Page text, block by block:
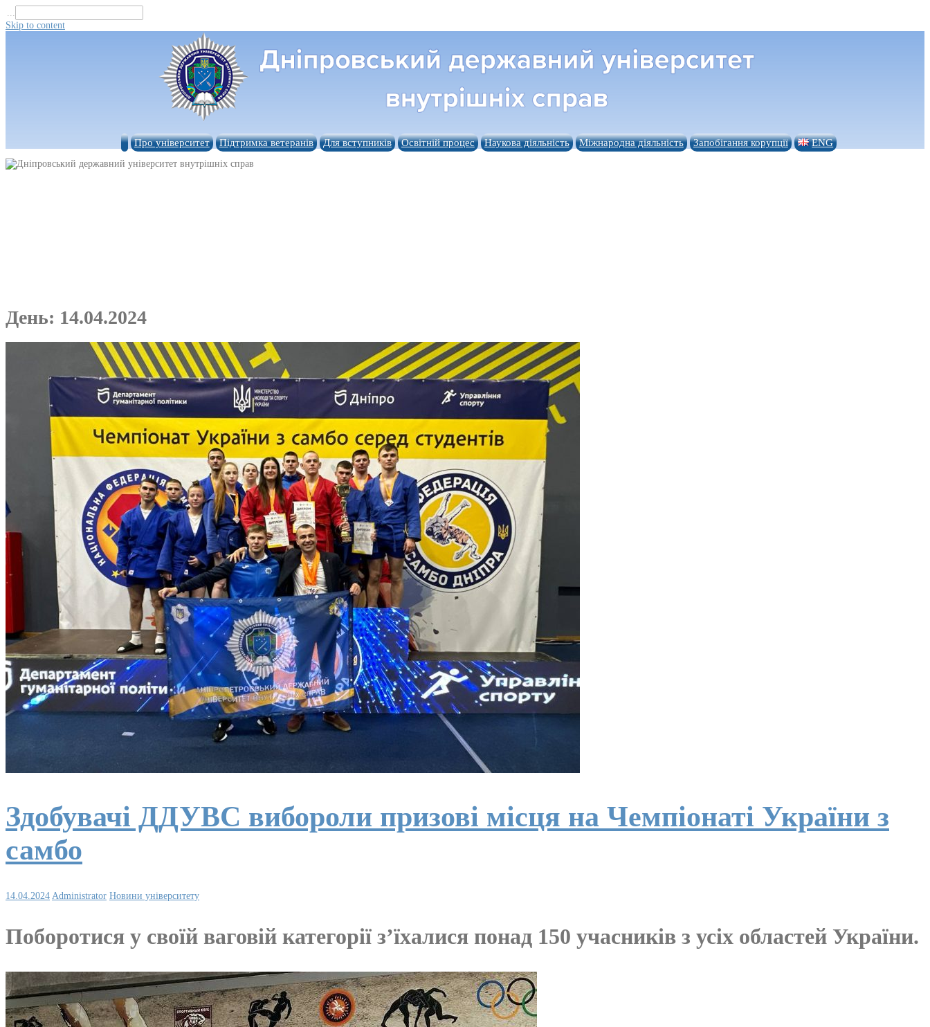
...
Skip to content
Про університет Підтримка ветеранів Для вступників Освітній процес Наукова діяльність Міжнародна діяльність Запобігання корупції ENG
День: 14.04.2024
Здобувачі ДДУВС вибороли призові місця на Чемпіонаті України з
самбо
14.04.2024 Administrator Новини університету
Поборотися у своїй ваговій категорії з’їхалися понад 150 учасників з усіх областей України.